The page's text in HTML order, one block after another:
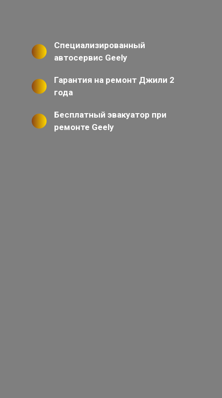
Специализированный
автосервис Geely
Гарантия на ремонт Джили 2
года
Бесплатный эвакуатор при
ремонте Geely